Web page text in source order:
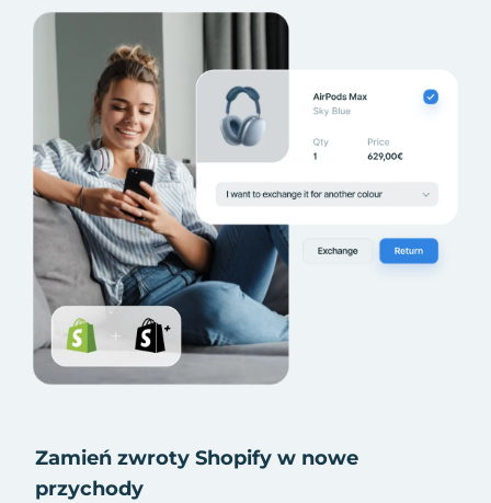
Zamień zwroty Shopify w nowe
przychody